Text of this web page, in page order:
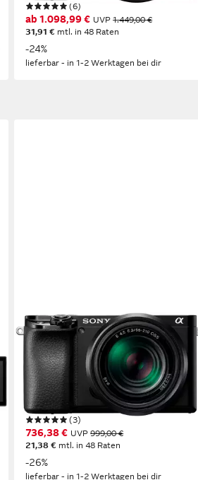
(6)
ab 1.098,99 € UVP1.449,00 €
31,91 € mtl. in 48 Raten
-24%
lieferbar - in 1-2 Werktagen bei dir
SONY
Alpha 6100 + 16-50mm Objektiv
Kompaktkamera
24,2 MP Auflösung Foto
4K Ultra HD
Auflösung Video
16-50 mm
Brennweite
(3)
736,38 € UVP999,00 €
21,38 € mtl. in 48 Raten
-26%
lieferbar - in 1-2 Werktagen bei dir